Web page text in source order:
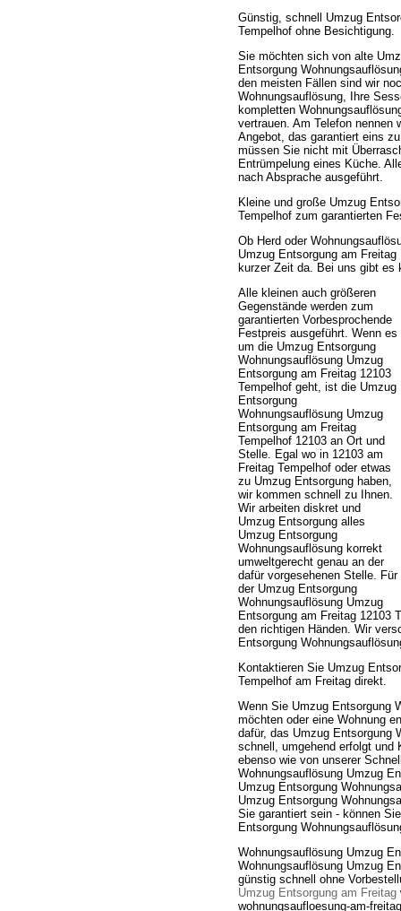
Günstig, schnell Umzug
Tempelhof ohne Besichtigung.
Sie möchten sich von alte
Entsorgung
den meisten Fällen sind wir
Wohnungsauflösung, Ihre
kompletten
vertrauen. Am Telefon nennen
Angebot, das garantiert eins
müssen Sie nicht mit
Entrümpelung eines Küche.
nach Absprache ausgeführt.
Kleine und große Umzug
Tempelhof zum garantierten
Ob Herd oder
Umzug Entsorgung am
kurzer Zeit da. Bei uns gibt
Alle kleinen auch größeren
Gegenstände werden zum
garantierten Vorbesprochende
Festpreis ausgeführt. Wenn es
um die Umzug Entsorgung
Wohnungsauflösung Umzug
Entsorgung am Freitag 12103
Tempelhof geht, ist die Umzug
Entsorgung
Wohnungsauflösung Umzug
Entsorgung am Freitag
Tempelhof 12103 an Ort und
Stelle. Egal wo in 12103 am
Freitag Tempelhof oder etwas
zu Umzug Entsorgung haben,
wir kommen schnell zu Ihnen.
Wir arbeiten diskret und
Umzug Entsorgung alles
Umzug Entsorgung
Wohnungsauflösung korrekt
umweltgerecht genau an der
dafür vorgesehenen Stelle. Für
der Umzug Entsorgung
Wohnungsauflösung Umzug
Entsorgung am Freitag 12103
den richtigen Händen. Wir
Entsorgung
Kontaktieren Sie Umzug
Tempelhof am Freitag direkt.
Wenn Sie Umzug Entsorgung
möchten oder eine Wohnung
dafür, das Umzug Entsorgung
schnell, umgehend erfolgt und
ebenso wie von unserer
Wohnungsauflösung Umzug
Umzug Entsorgung
Umzug Entsorgung
Sie garantiert sein - können
Entsorgung
Wohnungsauflösung Umzug
Wohnungsauflösung Umzug
günstig schnell ohne
Umzug Entsorgung am Freitag
wohnungsaufloesung-am-